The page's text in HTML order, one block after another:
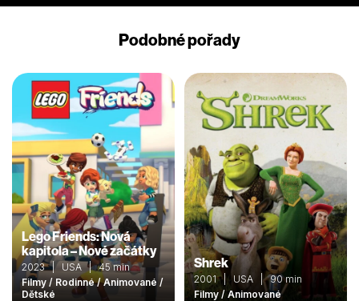
Podobné pořady
Lego Friends: Nová
kapitola – Nové začátky
2023 | USA | 45 min
Filmy / Rodinné / Animované /
Dětské
Shrek
2001 | USA | 90 min
Filmy / Animované